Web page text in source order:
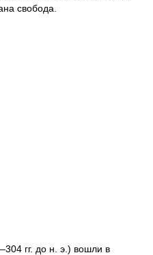
свобода.
гг. до н. э.) вошли в